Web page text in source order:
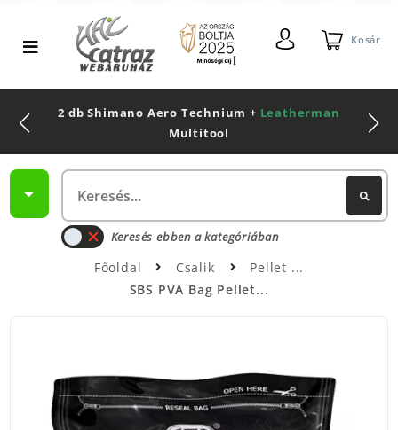
Kosár
2 db Shimano Aero Technium + Leatherman
Multitool
Keresés ebben a kategóriában
Főoldal Csalik
Pellet
SBS PVA Bag Pellet...